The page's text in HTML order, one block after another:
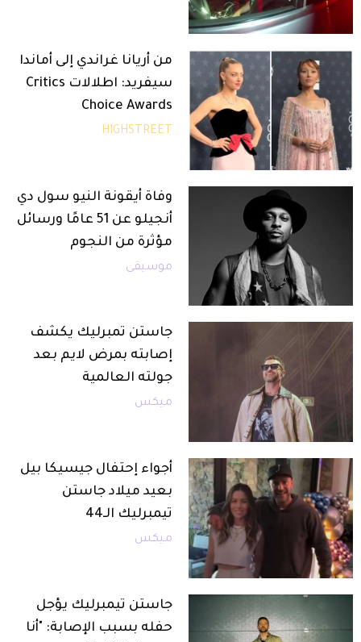
من أريانا غراندي إلى أماندا
سيفريد: اطلالات Critics
Choice Awards
HIGHSTREET
وفاة أيقونة النيو سول دي
أنجيلو عن 51 عامًا ورسائل
مؤثرة من النجوم
موسيقى
جاستن تمبرليك يكشف
إصابته بمرض لايم بعد
جولته العالمية
ميكس
أجواء إحتفال جيسيكا بيل
بعيد ميلاد جاستن
تيمبرليك الـ44
ميكس
جاستن تيمبرليك يؤجل
حفله بسبب الإصابة: "أنا